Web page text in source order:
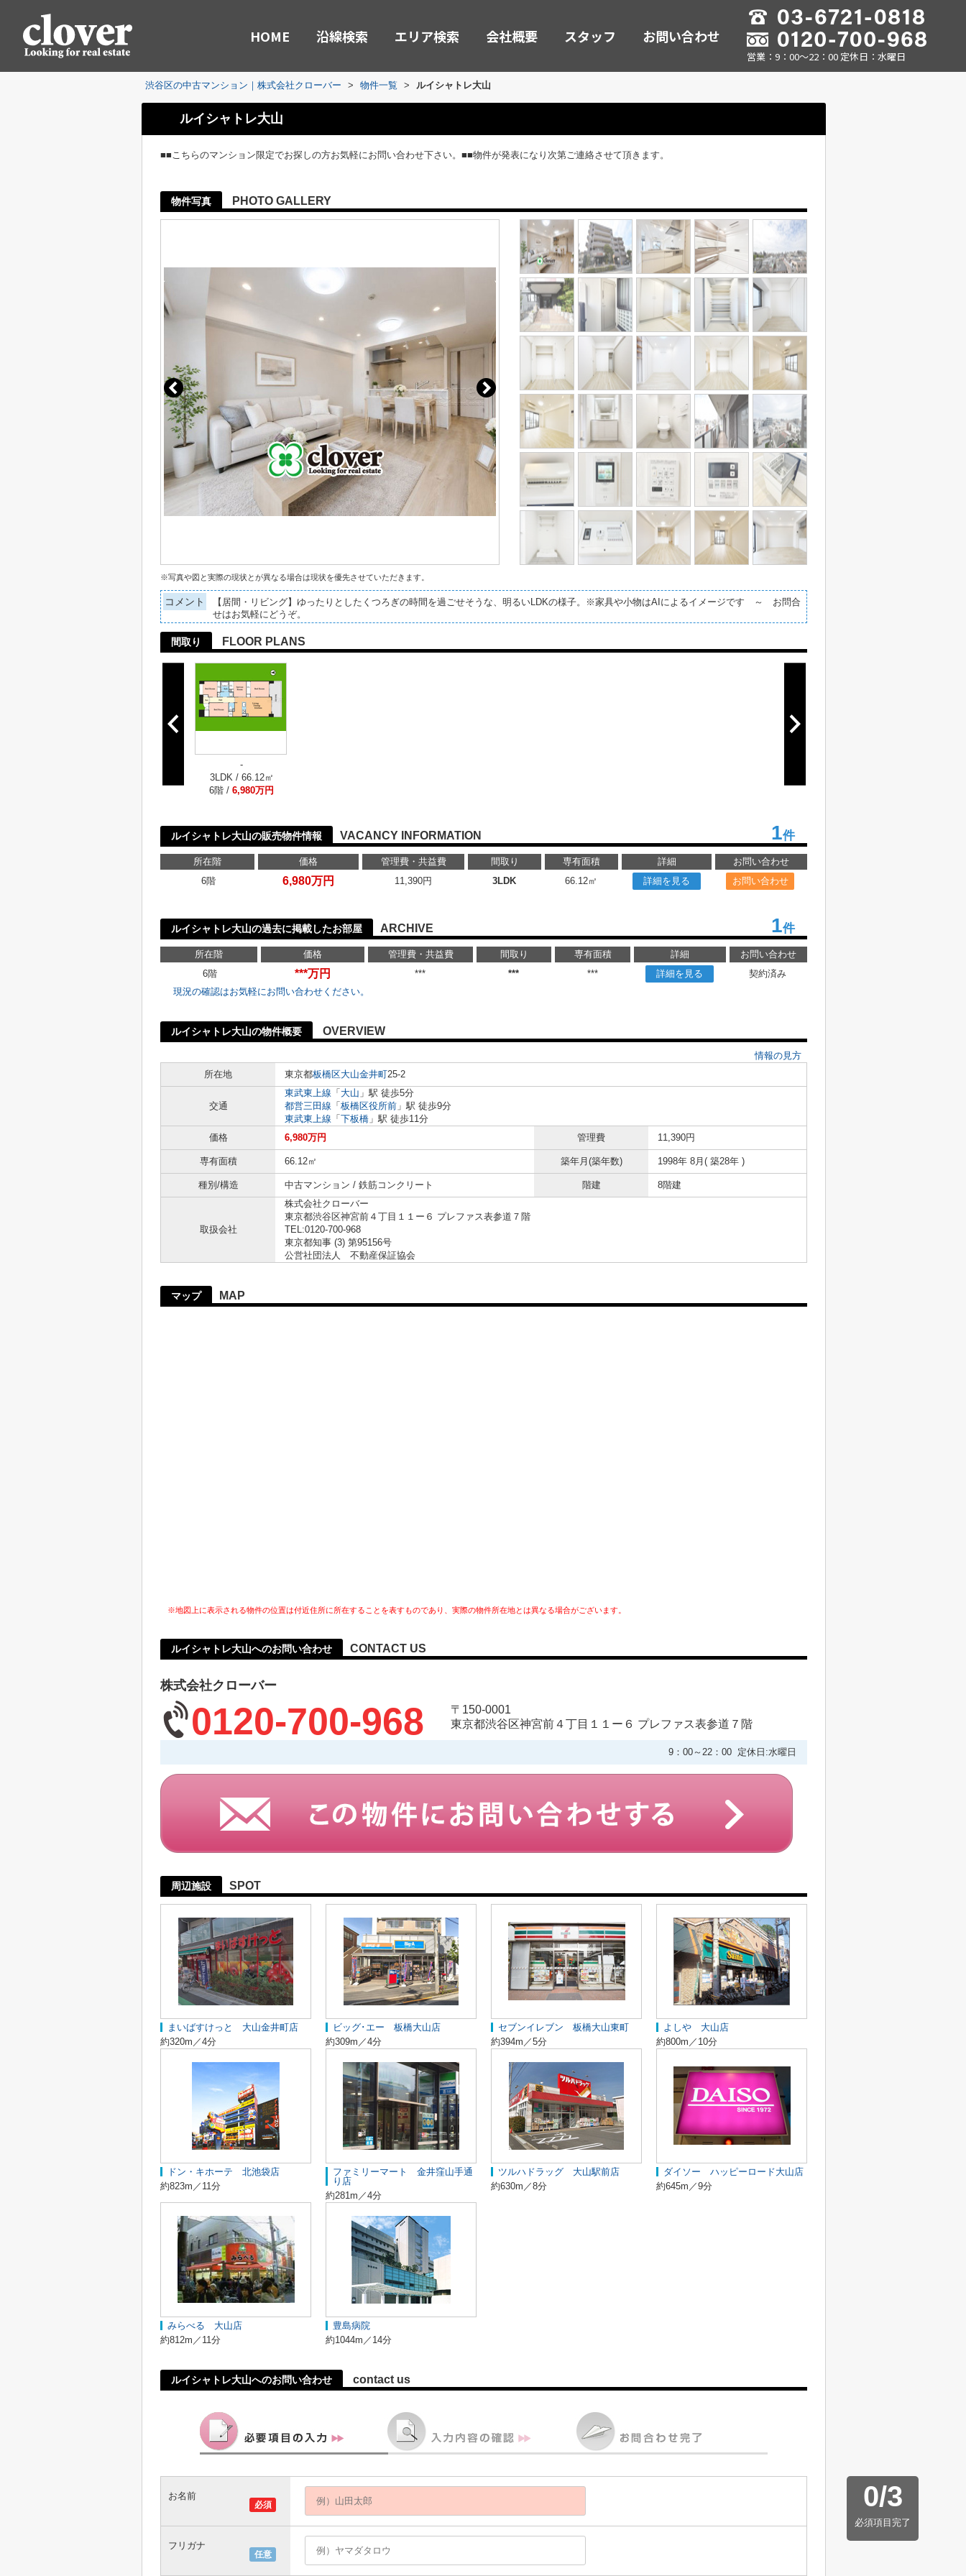
HOME 沿線検索 エリア検索 会社概要 スタッフ お問い合わせ
営業：9：00～22：00 定休日：水曜日
渋谷区の中古マンション｜株式会社クローバー > 物件一覧 > ルイシャトレ大山
ルイシャトレ大山
■■こちらのマンション限定でお探しの方お気軽にお問い合わせ下さい。■■物件が発表になり次第ご連絡させて頂きます。
物件写真 PHOTO GALLERY
※写真や図と実際の現状とが異なる場合は現状を優先させていただきます。
コメント
【居間・リビング】ゆったりとしたくつろぎの時間を過ごせそうな、明るいLDKの様子。※家具や小物はAIによるイメージです ～ お問合
せはお気軽にどうぞ。
間取り FLOOR PLANS
-
3LDK / 66.12㎡
6階 / 6,980万円
ルイシャトレ大山の販売物件情報 VACANCY INFORMATION 1件
所在階 価格 管理費・共益費 間取り 専有面積 詳細
お問い合わせ
6階
6,980万円 11,390円 3LDK 66.12㎡ 詳細を見る お問い合わせ
ルイシャトレ大山の過去に掲載したお部屋 ARCHIVE 1件
所在階 価格 管理費・共益費 間取り 専有面積 詳細
お問い合わせ
6階
***万円 *** *** *** 詳細を見る
契約済み
現況の確認はお気軽にお問い合わせください。
ルイシャトレ大山の物件概要 OVERVIEW
情報の見方
所在地
東京都板橋区大山金井町25-2
交通
東武東上線 「 大山 」駅 徒歩5分
都営三田線 「 板橋区役所前 」駅 徒歩9分
東武東上線 「 下板橋 」駅 徒歩11分
価格
6,980万円 管理費 11,390円
専有面積 66.12㎡ 築年月(築年数) 1998年 8月( 築28年 )
種別/構造 中古マンション / 鉄筋コンクリート 階建 8階建
取扱会社
株式会社クローバー
東京都渋谷区神宮前４丁目１１ー６ プレファス表参道７階
TEL:0120-700-968
東京都知事 (3) 第95156号
公営社団法人 不動産保証協会
マップ MAP
※地図上に表示される物件の位置は付近住所に所在することを表すものであり、実際の物件所在地とは異なる場合がございます。
ルイシャトレ大山へのお問い合わせ CONTACT US
株式会社クローバー
0120-700-968
〒150-0001
東京都渋谷区神宮前４丁目１１ー６ プレファス表参道７階
9：00～22：00 定休日:水曜日
周辺施設 SPOT
まいばすけっと 大山金井町店
約320m／4分
ビッグ･エー 板橋大山店
約309m／4分
セブンイレブン 板橋大山東町
約394m／5分
よしや 大山店
約800m／10分
ドン・キホーテ 北池袋店
約823m／11分
ファミリーマート 金井窪山手通
り店
約281m／4分
ツルハドラッグ 大山駅前店
約630m／8分
ダイソー ハッピーロード大山店
約645m／9分
みらべる 大山店
約812m／11分
豊島病院
約1044m／14分
ルイシャトレ大山へのお問い合わせ contact us
0/3
必須項目完了
必須
お名前
任意
フリガナ